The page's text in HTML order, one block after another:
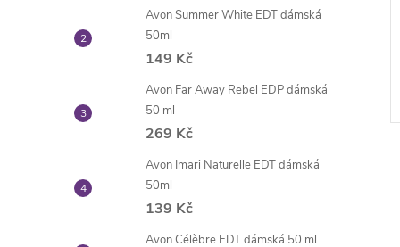
Avon Summer White EDT dámská
50ml
149 Kč
Avon Far Away Rebel EDP dámská
50 ml
269 Kč
Avon Imari Naturelle EDT dámská
50ml
139 Kč
Avon Célèbre EDT dámská 50 ml